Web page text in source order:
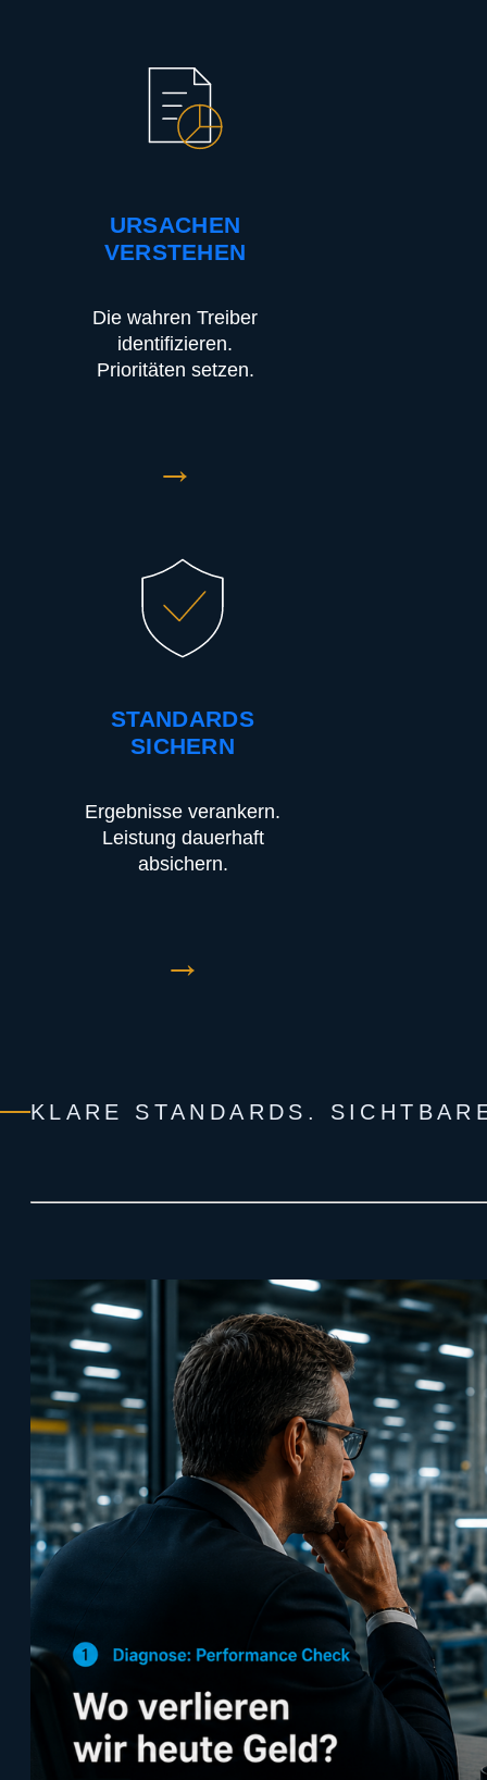
URSACHEN
VERSTEHEN
Die wahren Treiber
identifizieren.
Prioritäten setzen.
→
STANDARDS
SICHERN
Ergebnisse verankern.
Leistung dauerhaft
absichern.
→
KLARE STANDARDS.